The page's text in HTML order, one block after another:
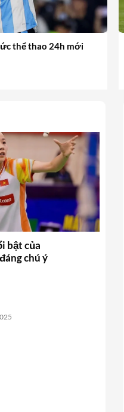
thể thao 24h mới
bật của
chú ý